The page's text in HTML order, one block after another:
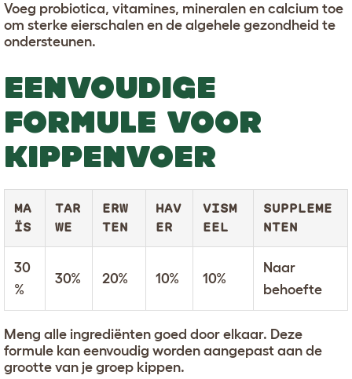
Voeg probiotica, vitamines, mineralen en calcium toe
om sterke eierschalen en de algehele gezondheid te
ondersteunen.
EENVOUDIGE
FORMULE VOOR
KIPPENVOER
MA
ÏS
TAR
WE
ERW
TEN
HAV
ER
VISM
EEL
SUPPLEME
NTEN
30
%
30% 20% 10% 10%
Naar
behoefte
Meng alle ingrediënten goed door elkaar. Deze
formule kan eenvoudig worden aangepast aan de
grootte van je groep kippen.